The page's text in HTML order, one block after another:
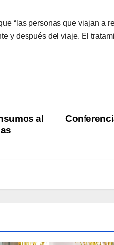
“las personas que viajan a
y después del viaje. El
al